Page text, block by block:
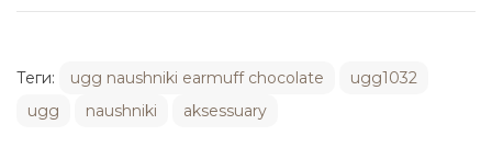
Теги: ugg naushniki earmuff chocolate
ugg1032
ugg
naushniki aksessuary